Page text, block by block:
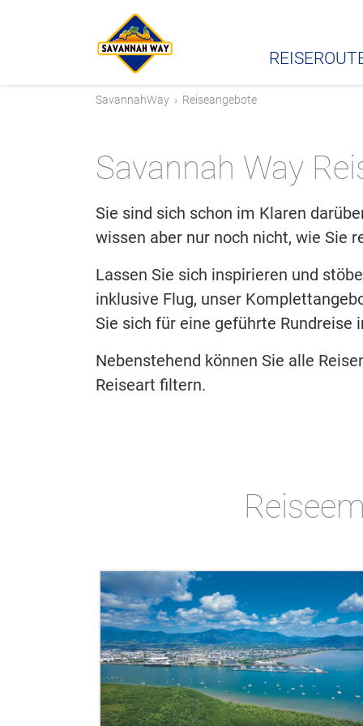
SavannahWay › Reiseangebote
Savannah Way
Sie sind sich schon im Klaren
wissen aber nur noch nicht, wie Sie
Lassen Sie sich inspirieren und
inklusive Flug, unser
Sie sich für eine geführte Rundreise
Nebenstehend können Sie alle
Reiseart filtern.